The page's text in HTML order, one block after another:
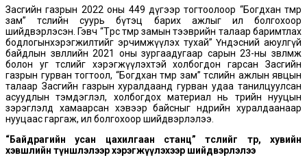
Засгийн газрын 2022 оны 449 дүгээр тогтоолоор “Богдхан төмөр
зам” төслийн суурь бүтэц барих ажлыг ил болгохоор
шийдвэрлэсэн. Гэвч “Төрөөс төмөр замын тээврийн талаар баримтлах
бодлогынхэрэгжилтийг эрчимжүүлэх тухай” Үндэсний аюулгүй
байдлын зөвлөлийн 2021 оны зургаадугаар сарын 23-ны зөвлөмж
болон уг төслийг хэрэгжүүлэхтэй холбогдон гарсан Засгийн
газрын гурван тогтоол, “Богдхан төмөр зам” төслийн ажлын явцын
талаар Засгийн газрын хуралдаанд гурван удаа танилцуулсан
асуудлын тэмдэглэл, холбогдох материал нь төрийн нууцын
зэрэглэлд хамаарсан хэвээр байсныг өнөөдрийн хуралдаанаар
нууцаас гаргаж, ил болгохоор шийдвэрлэлээ.
“Байдрагийн усан цахилгаан станц” төслийг төр, хувийн
хэвшлийн түншлэлээр хэрэгжүүлэхээр шийдвэрлэлээ